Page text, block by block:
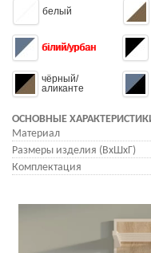
белый
білий/урбан
чёрный/
аликанте
ОСНОВНЫЕ
Материал
Размеры изделия (ВхШхГ)
Комплектация